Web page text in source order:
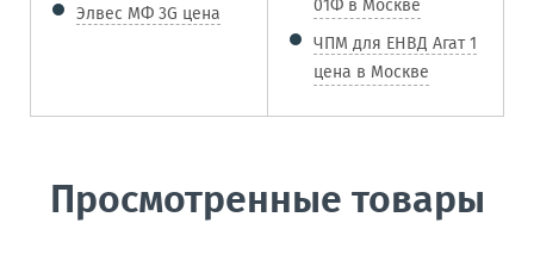
Элвес МФ 3G цена 01Ф в Москве
ЧПМ для ЕНВД Агат 1
цена в Москве
Просмотренные товары